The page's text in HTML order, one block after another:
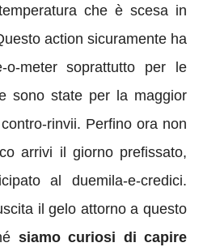
che è scesa in
action sicuramente ha
o-meter soprattutto per le
sono state per la maggior
rinvii. Perfino ora non
arrivi il giorno prefissato,
al duemila-e-credici.
il gelo attorno a questo
siamo curiosi di capire